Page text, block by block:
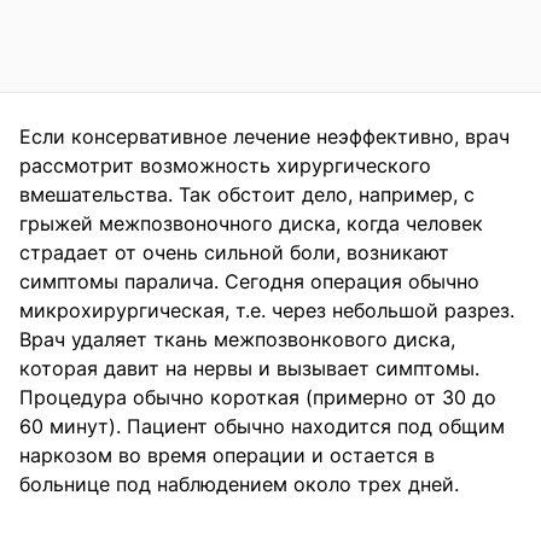
Если консервативное лечение неэффективно, врач
рассмотрит возможность хирургического
вмешательства. Так обстоит дело, например, с
грыжей межпозвоночного диска, когда человек
страдает от очень сильной боли, возникают
симптомы паралича. Сегодня операция обычно
микрохирургическая, т.е. через небольшой разрез.
Врач удаляет ткань межпозвонкового диска,
которая давит на нервы и вызывает симптомы.
Процедура обычно короткая (примерно от 30 до
60 минут). Пациент обычно находится под общим
наркозом во время операции и остается в
больнице под наблюдением около трех дней.